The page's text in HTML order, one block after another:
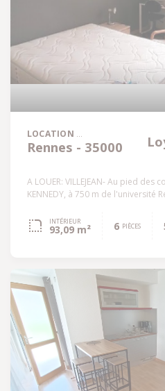
LOCATION
Rennes - 35000
A LOUER: VILLEJEAN- Au pied
KENNEDY, à 750 m de l'université
INTÉRIEUR
93,09 m² 6 PIÈCES